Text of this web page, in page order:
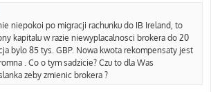
niepokoi po migracji rachunku do IB Ireland, to
kapitalu w razie niewyplacalnosci brokera do 20
bylo 85 tys. GBP. Nowa kwota rekompensaty jest
. Co o tym sadzicie? Czu to dla Was
zeby zmienic brokera ?